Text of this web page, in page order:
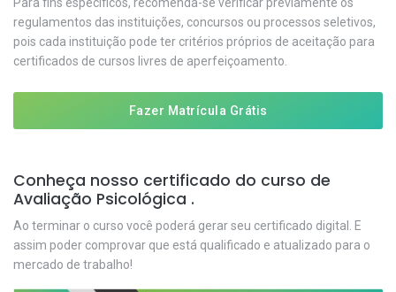
Para fins específicos, recomenda-se verificar previamente os
regulamentos das instituições, concursos ou processos seletivos,
pois cada instituição pode ter critérios próprios de aceitação para
certificados de cursos livres de aperfeiçoamento.
Fazer Matrícula Grátis
Conheça nosso certificado do curso de
Avaliação Psicológica .
Ao terminar o curso você poderá gerar seu certificado digital. E
assim poder comprovar que está qualificado e atualizado para o
mercado de trabalho!